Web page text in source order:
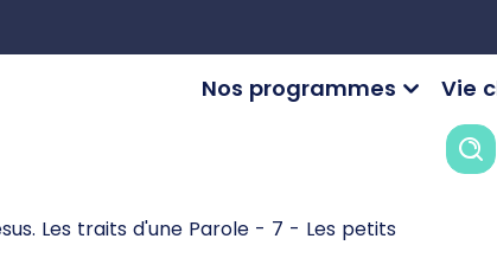
Nos programmes Vie
Les traits d'une Parole - 7 - Les petits